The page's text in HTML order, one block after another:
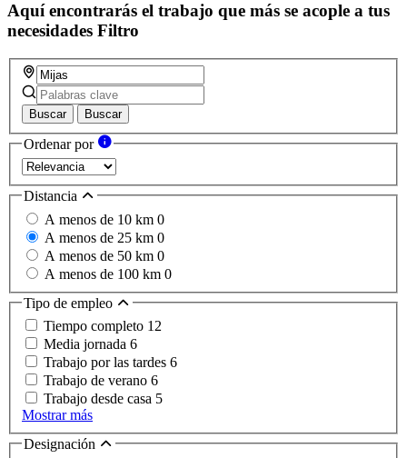
Aquí encontrarás el trabajo que más se acople a tus
necesidades Filtro
Buscar Buscar
Ordenar por
Distancia
A menos de 10 km 0
A menos de 25 km 0
A menos de 50 km 0
A menos de 100 km 0
Tipo de empleo
Tiempo completo 12
Media jornada 6
Trabajo por las tardes 6
Trabajo de verano 6
Trabajo desde casa 5
Mostrar más
Designación